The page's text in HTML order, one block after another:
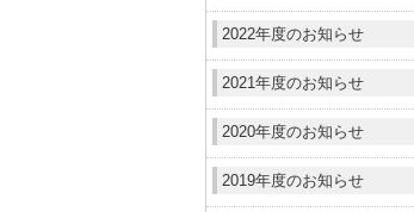
2022年度のお知らせ
2021年度のお知らせ
2020年度のお知らせ
2019年度のお知らせ